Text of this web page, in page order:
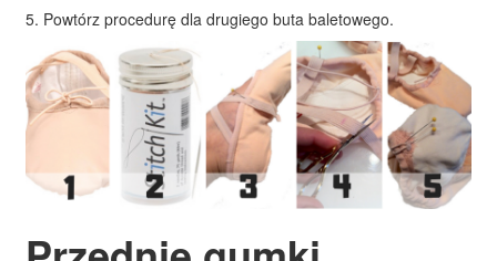
5. Powtórz procedurę dla drugiego buta baletowego.